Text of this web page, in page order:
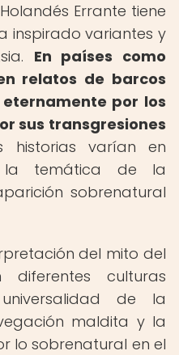
Errante tiene
inspirado variantes y
En países como
relatos de barcos
por los
sus transgresiones
historias varían en
la temática de la
sobrenatural
del mito del
diferentes culturas
de la
maldita y la
lo sobrenatural en el